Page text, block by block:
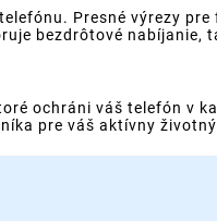
Presné výrezy
bezdrôtové
ochráni váš telefón v
pre váš aktívny